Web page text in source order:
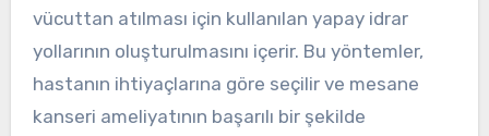
vücuttan atılması için kullanılan yapay idrar
yollarının oluşturulmasını içerir. Bu yöntemler,
hastanın ihtiyaçlarına göre seçilir ve mesane
kanseri ameliyatının başarılı bir şekilde